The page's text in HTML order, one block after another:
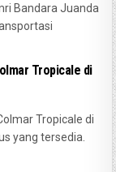
Bandara Juanda
Tropicale di
Tropicale di
yang tersedia.